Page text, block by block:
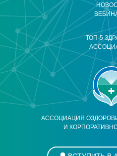
АССОЦИАЦИЯ
И
ТОП-5